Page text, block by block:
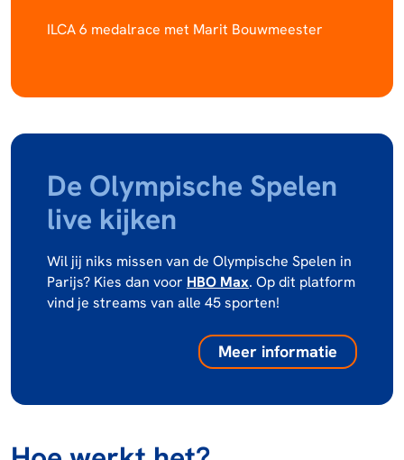
ILCA 6 medalrace met Marit Bouwmeester
De Olympische Spelen
live kijken
Wil jij niks missen van de Olympische Spelen in
Parijs? Kies dan voor HBO Max. Op dit platform
vind je streams van alle 45 sporten!
Meer informatie